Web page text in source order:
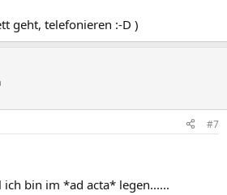
geht, telefonieren :-D )
#7
bin im *ad acta* legen......